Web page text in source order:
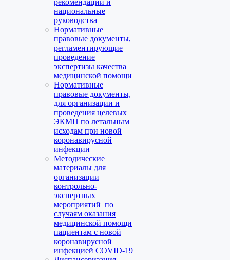
рекомендации и
национальные
руководства
Нормативные
правовые документы,
регламентирующие
проведение
экспертизы качества
медицинской помощи
Нормативные
правовые документы,
для организации и
проведения целевых
ЭКМП по летальным
исходам при новой
коронавирусной
инфекции
Методические
материалы для
организации
контрольно-
экспертных
мероприятий по
случаям оказания
медицинской помощи
пациентам с новой
коронавирусной
инфекцией COVID-19